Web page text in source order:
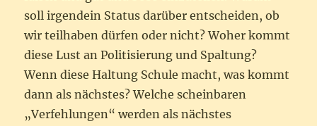
soll irgendein Status darüber entscheiden, ob
wir teilhaben dürfen oder nicht? Woher kommt
diese Lust an Politisierung und Spaltung?
Wenn diese Haltung Schule macht, was kommt
dann als nächstes? Welche scheinbaren
„Verfehlungen“ werden als nächstes